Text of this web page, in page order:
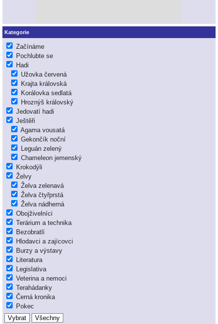
Kategorie
Začínáme
Pochlubte se
Hadi
Užovka červená
Krajta královská
Korálovka sedlatá
Hroznýš královský
Jedovatí hadi
Ještěři
Agama vousatá
Gekončík noční
Leguán zelený
Chameleon jemenský
Krokodýli
Želvy
Želva zelenavá
Želva čtyřprstá
Želva nádherná
Obojživelníci
Terárium a technika
Bezobratlí
Hlodavci a zajícovci
Burzy a výstavy
Literatura
Legislativa
Veterina a nemoci
Terahádanky
Černá kronika
Pokec